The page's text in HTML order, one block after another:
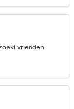
vrienden